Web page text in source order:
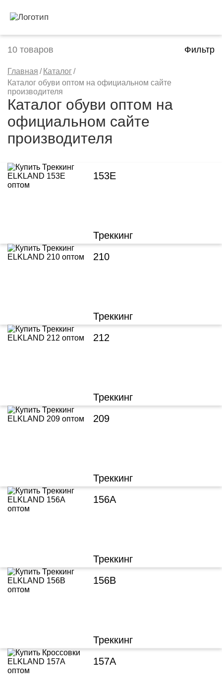
10 товаров Фильтр
Главная / Каталог/
Каталог обуви оптом на официальном сайте
производителя
Каталог обуви оптом на
официальном сайте
производителя
153E
Треккинг
210
Треккинг
212
Треккинг
209
Треккинг
156A
Треккинг
156B
Треккинг
157A